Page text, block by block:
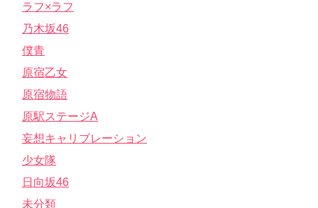
ラフ×ラフ
乃木坂46
僕青
原宿乙女
原宿物語
原駅ステージA
妄想キャリブレーション
少女隊
日向坂46
未分類